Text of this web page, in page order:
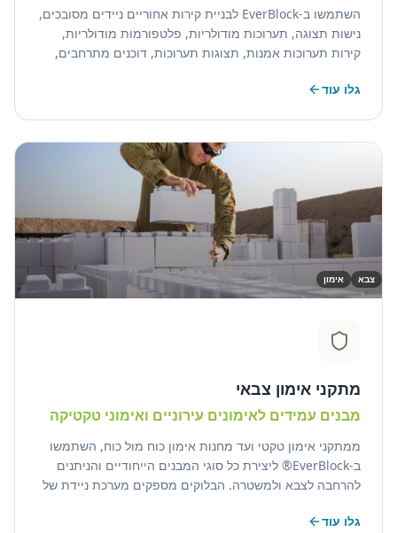
השתמשו ב-EverBlock לבניית קירות אחוריים ניידים מסובכים,
נישות תצוגה, תערוכות מודולריות, פלטפורמות מודולריות,
קירות תערוכות אמנות, תצוגות תערוכות, דוכנים מתרחבים,
התערוכה לתאורה, מסכים ואביזרים אחרים.
גלו עוד
צבא אימון
מתקני אימון צבאי
מבנים עמידים לאימונים עירוניים ואימוני טקטיקה
ממתקני אימון טקטי ועד מחנות אימון כוח מול כוח, השתמשו
ב-EverBlock® ליצירת כל סוגי המבנים הייחודיים והניתנים
להרחבה לצבא ולמשטרה. הבלוקים מספקים מערכת ניידת של
הגדלים של מתחם.
גלו עוד